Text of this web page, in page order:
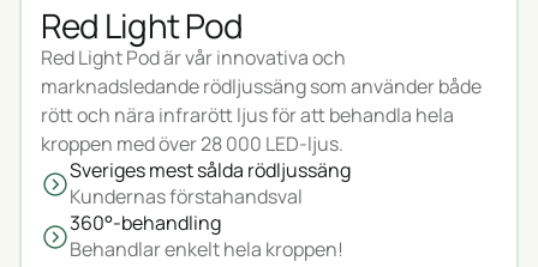
Red Light Pod
Red Light Pod är vår innovativa och
marknadsledande rödljussäng som använder både
rött och nära infrarött ljus för att behandla hela
kroppen med över 28 000 LED-ljus.
Sveriges mest sålda rödljussäng
Kundernas förstahandsval
360°-behandling
Behandlar enkelt hela kroppen!